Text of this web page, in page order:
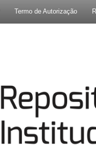
Termo de Autorização